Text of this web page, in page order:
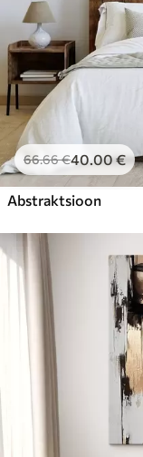
66.66€40.00€
Abstraktsioon